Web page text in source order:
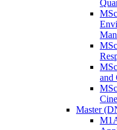
and
Master